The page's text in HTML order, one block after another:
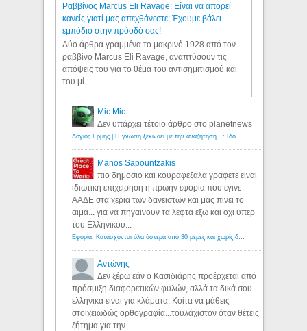
Ραββίνος Marcus Eli Ravage: Είναι να απορεί
κανείς γιατί μας απεχθάνεστε; Έχουμε βάλει
εμπόδιο στην πρόοδό σας!
Δύο άρθρα γραμμένα το μακρινό 1928 από τον
ραββίνο Marcus Eli Ravage, αναπτύσουν τις
απόψεις του για το θέμα του αντισημιτισμού και
του μί...
Mic Mic
Δεν υπάρχει τέτοιο άρθρο στο planetnews
Manos Sapountzakis
πιο δημοσιο και κουραφεξαλα γραφετε ειναι
ιδιωτικη επιχειρηση η πρωην εφορια που εγινε
ΑΑΔΕ στα χερια των δανειστων και μας πινει το
αιμα... για να πηγαινουν τα λεφτα εξω και οχι υπερ
του Ελληνικου...
Αντώνης
Δεν ξέρω εάν ο Κασιδιάρης προέρχεται από
πρόσμιξη διαφορετικών φυλών, αλλά τα δικά σου
ελληνικά είναι για κλάματα. Κοίτα να μάθεις
στοιχειωδώς ορθογραφία...τουλάχιστον όταν θέτεις
ζήτημα για την...